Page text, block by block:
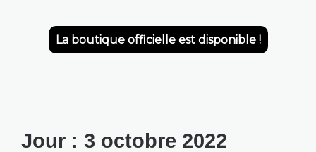
La boutique officielle est disponible !
Jour : 3 octobre 2022